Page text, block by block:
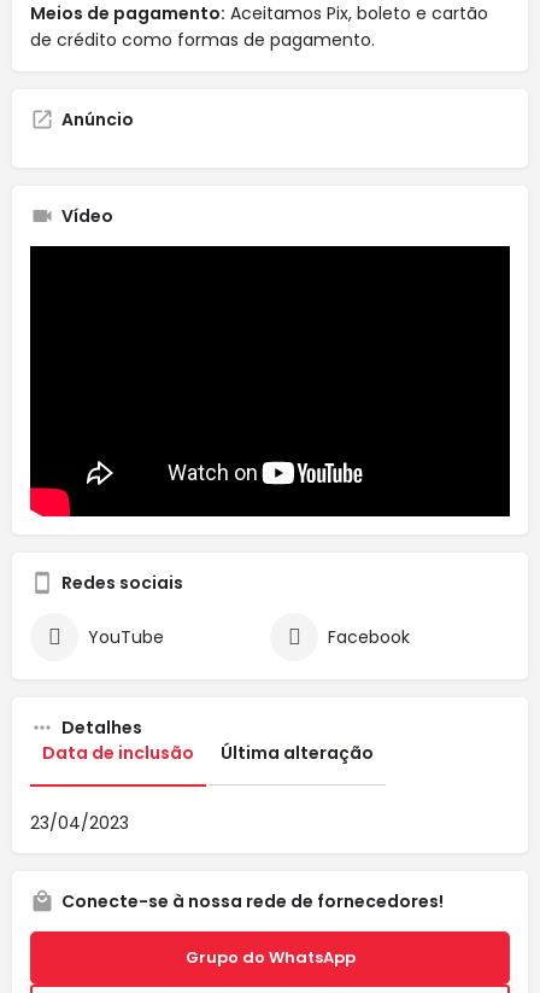
Meios de pagamento: Aceitamos Pix, boleto e cartão
de crédito como formas de pagamento.
Anúncio
Vídeo
Redes sociais
YouTube Facebook
Detalhes
Data de inclusão
Última alteração
23/04/2023
Conecte-se à nossa rede de fornecedores!
Grupo do WhatsApp